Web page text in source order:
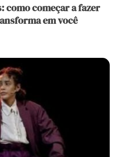
como começar a fazer
em você